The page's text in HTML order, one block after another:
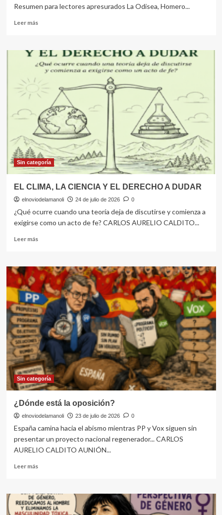
Resumen para lectores apresurados La Odisea, Homero...
Leer másLeer
La
Odisea,
Homero
batalla
la
memoria
de
Occidente
Sin categoría
EL CLIMA, LA CIENCIA Y EL DERECHO A DUDAR
elnoviodelamanoli 24 de julio de 2026 0
¿Qué ocurre cuando una teoría deja de discutirse y comienza a
exigirse como un acto de fe? CARLOS AURELIO CALDITO...
Leer másLeer
EL
CLIMA,
LA
CIENCIA
Y
EL
DERECHO
A
DUDAR
Sin categoría
¿Dónde está la oposición?
elnoviodelamanoli 23 de julio de 2026 0
España camina hacia el abismo mientras PP y Vox siguen sin
presentar un proyecto nacional regenerador... CARLOS
AURELIO CALDITO AUNIÓN...
Leer másLeer
¿Dónde
está
la